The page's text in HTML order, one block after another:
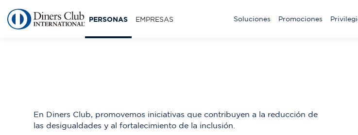
contenido
Tipos
PERSONAS EMPRESAS
Main
Soluciones Promociones
En Diners Club, promovemos iniciativas que contribuyen a la reducción de
las desigualdades y al fortalecimiento de la inclusión.